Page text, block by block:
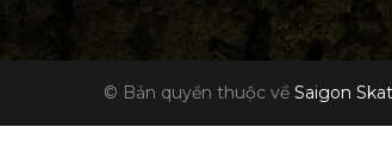
© Bản quyền thuộc về Saigon